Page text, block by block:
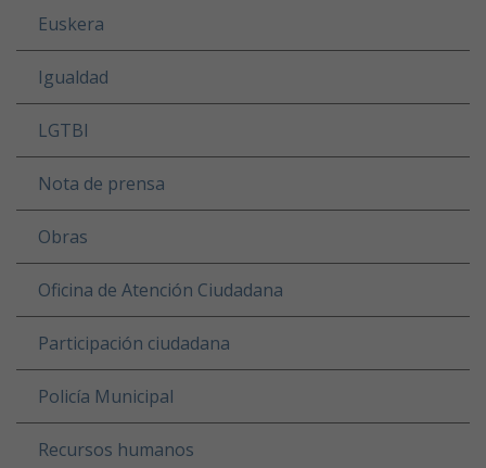
Euskera
Igualdad
LGTBI
Nota de prensa
Obras
Oficina de Atención Ciudadana
Participación ciudadana
Policía Municipal
Recursos humanos